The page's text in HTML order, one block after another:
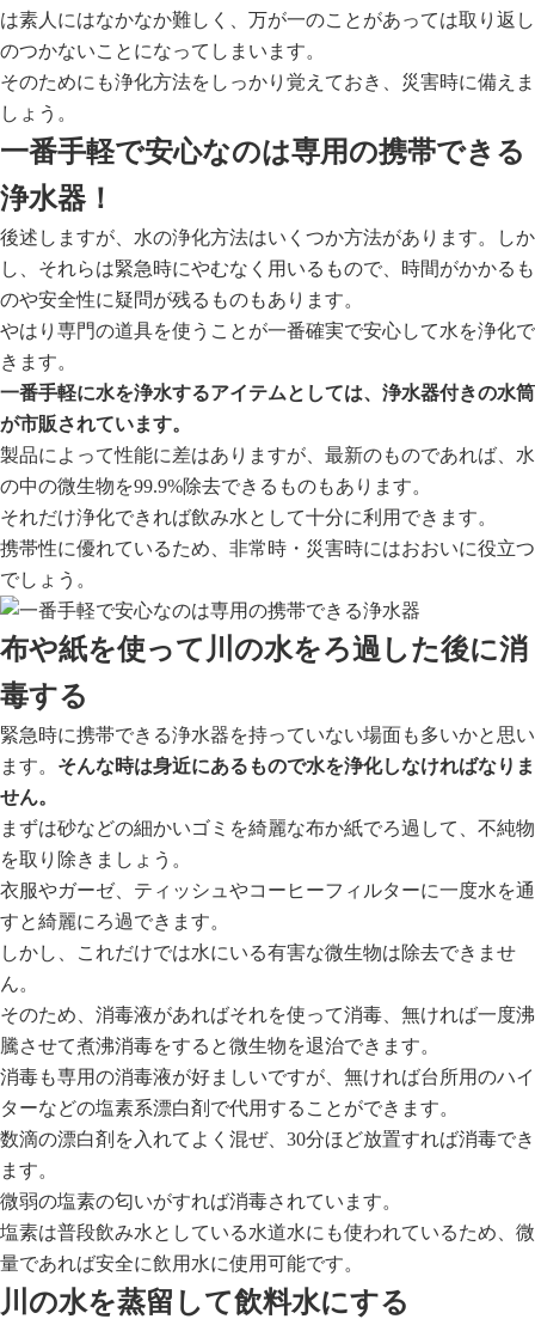
は素人にはなかなか難しく、万が一のことがあっては取り返し
のつかないことになってしまいます。
そのためにも浄化方法をしっかり覚えておき、災害時に備えま
しょう。
一番手軽で安心なのは専用の携帯できる
浄水器！
後述しますが、水の浄化方法はいくつか方法があります。しか
し、それらは緊急時にやむなく用いるもので、時間がかかるも
のや安全性に疑問が残るものもあります。
やはり専門の道具を使うことが一番確実で安心して水を浄化で
きます。
一番手軽に水を浄水するアイテムとしては、浄水器付きの水筒
が市販されています。
製品によって性能に差はありますが、最新のものであれば、水
の中の微生物を99.9%除去できるものもあります。
それだけ浄化できれば飲み水として十分に利用できます。
携帯性に優れているため、非常時・災害時にはおおいに役立つ
でしょう。
布や紙を使って川の水をろ過した後に消
毒する
緊急時に携帯できる浄水器を持っていない場面も多いかと思い
ます。 そんな時は身近にあるもので水を浄化しなければなりま
せん。
まずは砂などの細かいゴミを綺麗な布か紙でろ過して、不純物
を取り除きましょう。
衣服やガーゼ、ティッシュやコーヒーフィルターに一度水を通
すと綺麗にろ過できます。
しかし、これだけでは水にいる有害な微生物は除去できませ
ん。
そのため、消毒液があればそれを使って消毒、無ければ一度沸
騰させて煮沸消毒をすると微生物を退治できます。
消毒も専用の消毒液が好ましいですが、無ければ台所用のハイ
ターなどの塩素系漂白剤で代用することができます。
数滴の漂白剤を入れてよく混ぜ、30分ほど放置すれば消毒でき
ます。
微弱の塩素の匂いがすれば消毒されています。
塩素は普段飲み水としている水道水にも使われているため、微
量であれば安全に飲用水に使用可能です。
川の水を蒸留して飲料水にする